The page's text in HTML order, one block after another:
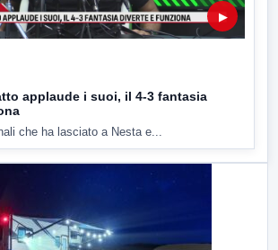
▶
applaude i suoi, il 4-3 fantasia
che ha lasciato a Nesta e...